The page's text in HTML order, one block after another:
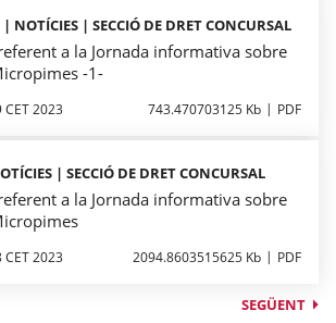
NOTÍCIES | SECCIÓ DE DRET CONCURSAL
a la Jornada informativa sobre
-1-
CET 2023 743.470703125 Kb PDF
| SECCIÓ DE DRET CONCURSAL
a la Jornada informativa sobre
CET 2023 2094.8603515625 Kb PDF
SEGÜENT